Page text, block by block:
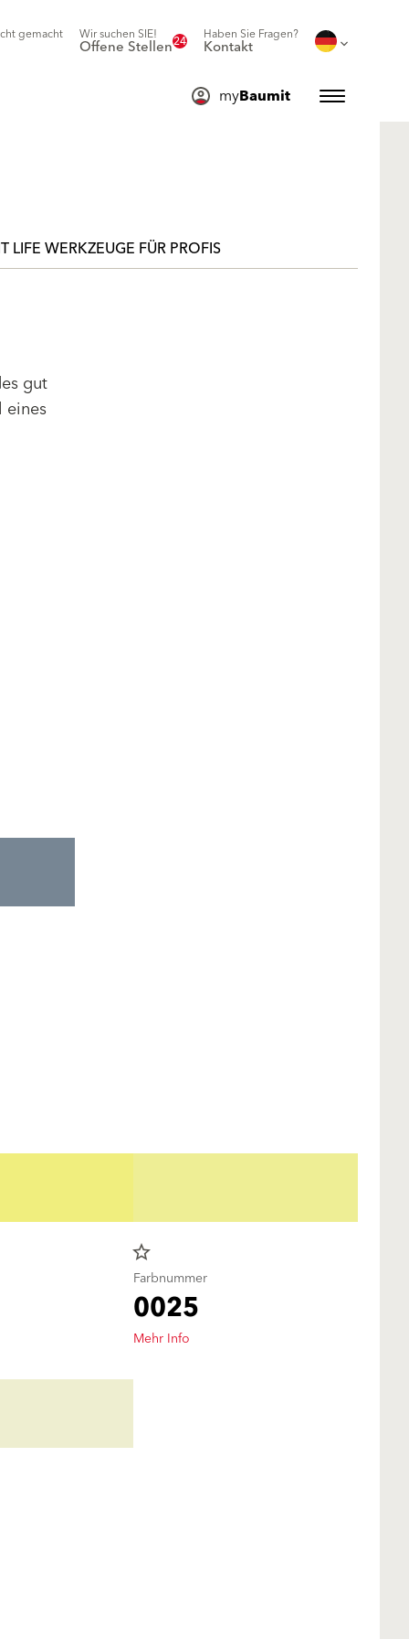
gemacht Wir suchen SIE!
Offene Stellen24 Haben Sie Fragen?
Kontakt
myBaumit
LIFE WERKZEUGE FÜR PROFIS
gut
eines
star_border
Farbnummer
0025
Mehr Info